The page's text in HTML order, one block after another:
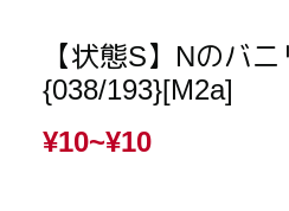
【状態S】Nのバニ
{038/193}[M2a]
¥10~¥10